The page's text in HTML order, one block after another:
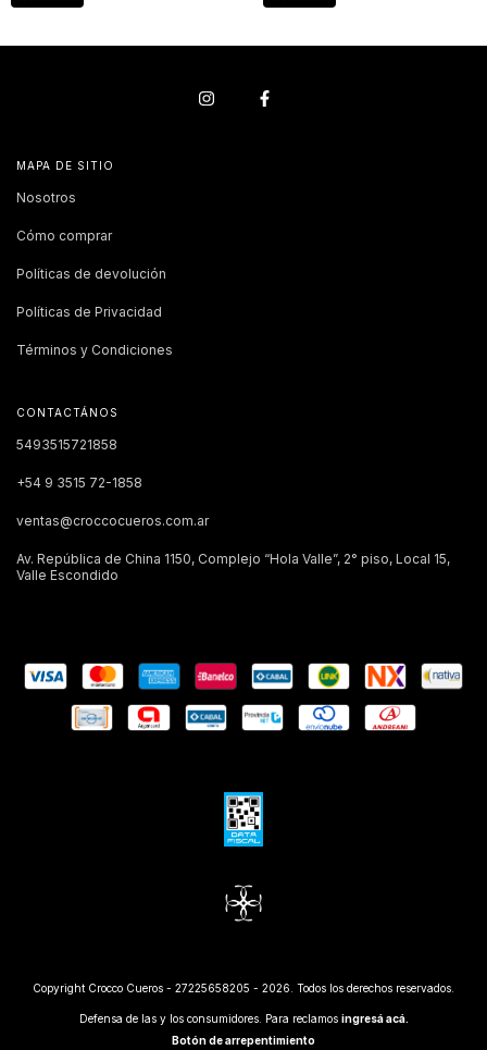
MAPA DE SITIO
Nosotros
Cómo comprar
Políticas de devolución
Políticas de Privacidad
Términos y Condiciones
CONTACTÁNOS
5493515721858
+54 9 3515 72-1858
ventas@croccocueros.com.ar
Av. República de China 1150, Complejo “Hola Valle”, 2° piso, Local 15,
Valle Escondido
Copyright Crocco Cueros - 27225658205 - 2026. Todos los derechos reservados.
Defensa de las y los consumidores. Para reclamos ingresá acá.
Botón de arrepentimiento